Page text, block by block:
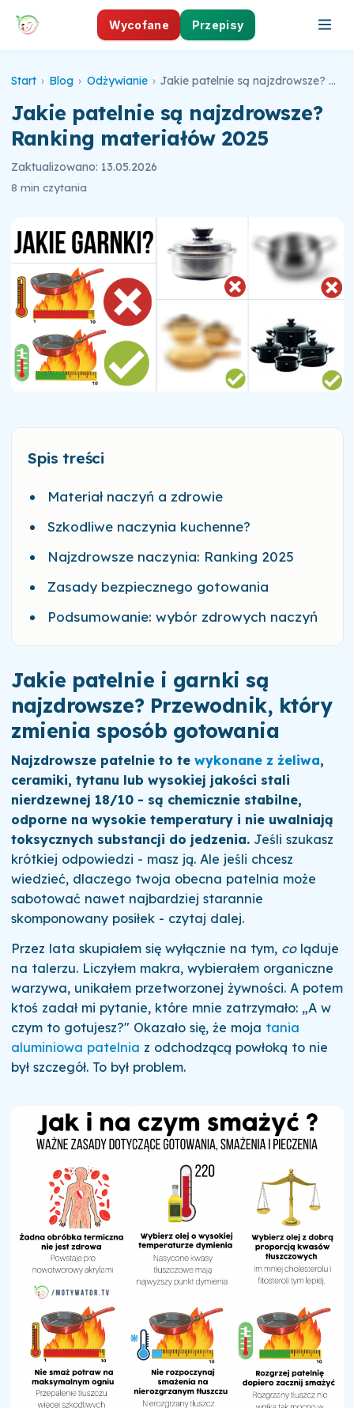
Wycofane Przepisy
Start › Blog › Odżywianie › Jakie patelnie są najzdrowsze? Ranking materiałów 2025
Jakie patelnie są najzdrowsze?
Ranking materiałów 2025
Zaktualizowano: 13.05.2026
8 min czytania
Spis treści
Materiał naczyń a zdrowie
Szkodliwe naczynia kuchenne?
Najzdrowsze naczynia: Ranking 2025
Zasady bezpiecznego gotowania
Podsumowanie: wybór zdrowych naczyń
Jakie patelnie i garnki są
najzdrowsze? Przewodnik, który
zmienia sposób gotowania
Najzdrowsze patelnie to te wykonane z żeliwa,
ceramiki, tytanu lub wysokiej jakości stali
nierdzewnej 18/10 - są chemicznie stabilne,
odporne na wysokie temperatury i nie uwalniają
toksycznych substancji do jedzenia.Jeśli szukasz
krótkiej odpowiedzi - masz ją. Ale jeśli chcesz
wiedzieć, dlaczego twoja obecna patelnia może
sabotować nawet najbardziej starannie
skomponowany posiłek - czytaj dalej.
Przez lata skupiałem się wyłącznie na tym, coląduje
na talerzu. Liczyłem makra, wybierałem organiczne
warzywa, unikałem przetworzonej żywności. A potem
ktoś zadał mi pytanie, które mnie zatrzymało: „A w
czym to gotujesz?" Okazało się, że moja tania
aluminiowa patelnia z odchodzącą powłoką to nie
był szczegół. To był problem.